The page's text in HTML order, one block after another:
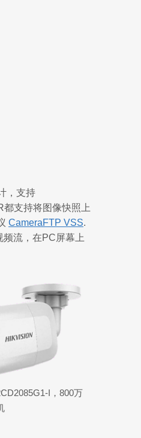
，支持
支持将图像快照上
CameraFTP VSS.
流，在PC屏幕上
I，800万